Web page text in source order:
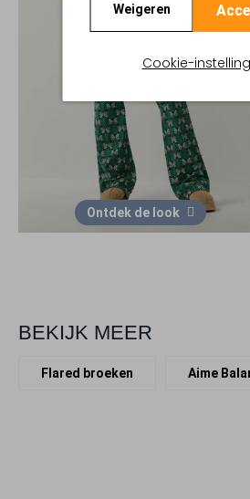
Weigeren
Cookie-
Ontdek de look
BEKIJK MEER
Flared broeken Aime